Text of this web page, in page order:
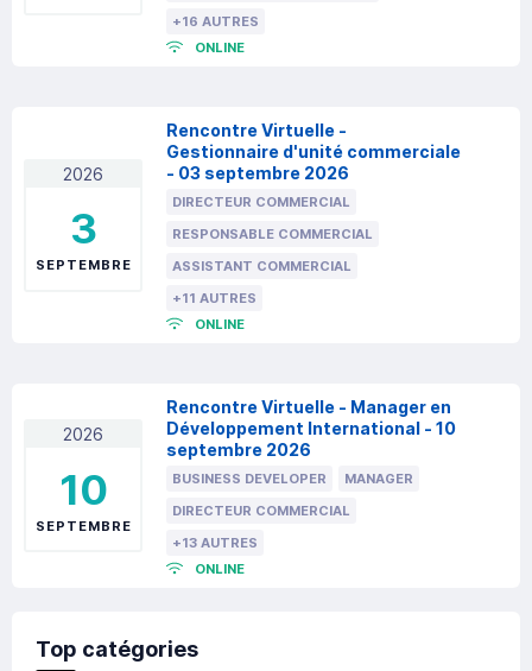
+16 AUTRES
ONLINE
2026
3
SEPTEMBRE
Rencontre Virtuelle -
Gestionnaire d'unité commerciale
- 03 septembre 2026
DIRECTEUR COMMERCIAL
RESPONSABLE COMMERCIAL
ASSISTANT COMMERCIAL
+11 AUTRES
ONLINE
2026
10
SEPTEMBRE
Rencontre Virtuelle - Manager en
Développement International - 10
septembre 2026
BUSINESS DEVELOPER
MANAGER
DIRECTEUR COMMERCIAL
+13 AUTRES
ONLINE
Top catégories